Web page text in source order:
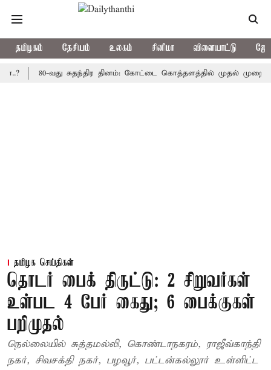
தமிழகம் தேசியம் உலகம் சினிமா விளையாட்டு
80-வது சுதந்திர தினம்: கோட்டை கொத்தளத்தில் முதல் முறையாக
தமிழக செய்திகள்
தொடர் பைக் திருட்டு: 2 சிறுவர்கள்
உள்பட 4 பேர் கைது; 6 பைக்குகள்
பறிமுதல்
நெல்லையில் சுத்தமல்லி, கொண்டாநகரம், ராஜீவ்காந்தி
நகர், சிவசக்தி நகர், பழவூர், பட்டன்கல்லூர் உள்ளிட்ட